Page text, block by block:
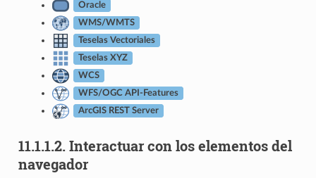
Oracle
WMS/WMTS
Teselas Vectoriales
Teselas XYZ
WCS
WFS/OGC API-Features
ArcGIS REST Server
11.1.1.2. Interactuar con los elementos del
navegador